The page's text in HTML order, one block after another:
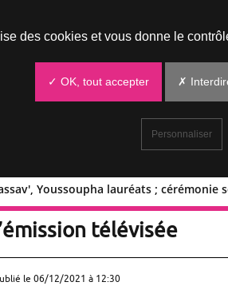
Youssoupha lauréats ; cérémonie
M, Kassav',
télévisée
le 06/12/2021 à 12:30
des cookies et vous donne le
✓ OK, tout accepter ✗
Personnaliser